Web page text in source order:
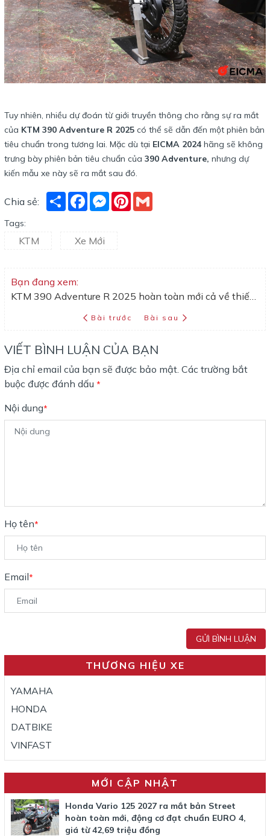
Tuy nhiên, nhiều dự đoán từ giới truyền thông cho rằng sự ra mắt
của KTM 390 Adventure R 2025 có thể sẽ dẫn đến một phiên bản
tiêu chuẩn trong tương lai. Mặc dù tại EICMA 2024 hãng sẽ không
trưng bày phiên bản tiêu chuẩn của 390 Adventure, nhưng dự
kiến mẫu xe này sẽ ra mắt sau đó.
Chia sẻ: ShareFacebookMessenger
Pinterest
Tags:
KTM Xe Mới
Bạn đang xem:
Bài trước Bài sau
VIẾT BÌNH LUẬN CỦA BẠN
Địa chỉ email của bạn sẽ được bảo mật. Các trường bắt
buộc được đánh dấu *
Nội dung*
Họ tên*
Email*
GỬI BÌNH LUẬN
THƯƠNG HIỆU XE
YAMAHA
HONDA
DATBIKE
VINFAST
MỚI CẬP NHẬT
Honda Vario 125 2027 ra mắt bản Street
hoàn toàn mới, động cơ đạt chuẩn EURO 4,
giá từ 42,69 triệu đồng